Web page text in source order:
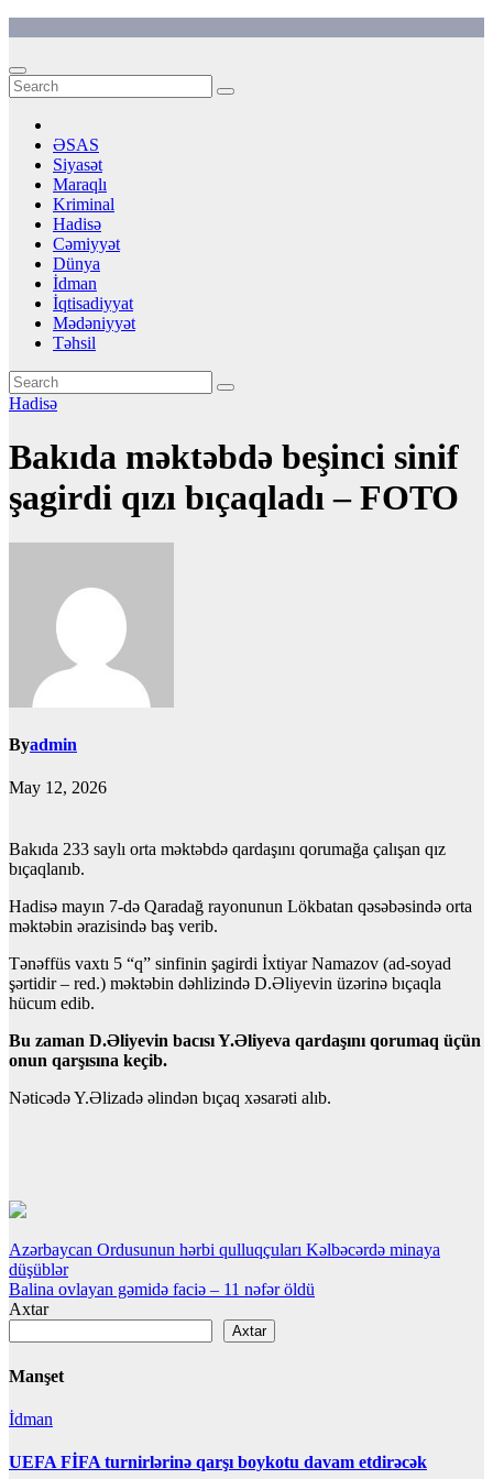
content
ƏSAS
Siyasət
Maraqlı
Kriminal
Hadisə
Cəmiyyət
Dünya
İdman
İqtisadiyyat
Mədəniyyət
Təhsil
Hadisə
Bakıda məktəbdə beşinci sinif
şagirdi qızı bıçaqladı – FOTO
Byadmin
May 12, 2026
Bakıda 233 saylı orta məktəbdə qardaşını qorumağa çalışan qız
bıçaqlanıb.
Hadisə mayın 7-də Qaradağ rayonunun Lökbatan qəsəbəsində orta
məktəbin ərazisində baş verib.
Tənəffüs vaxtı 5 “q” sinfinin şagirdi İxtiyar Namazov (ad-soyad
şərtidir – red.) məktəbin dəhlizində D.Əliyevin üzərinə bıçaqla
hücum edib.
Bu zaman D.Əliyevin bacısı Y.Əliyeva qardaşını qorumaq üçün
onun qarşısına keçib.
Nəticədə Y.Əlizadə əlindən bıçaq xəsarəti alıb.
Yazı
naviqasiyası
Azərbaycan Ordusunun hərbi qulluqçuları Kəlbəcərdə minaya
düşüblər
Balina ovlayan gəmidə faciə – 11 nəfər öldü
Axtar
Axtar
Manşet
İdman
UEFA FİFA turnirlərinə qarşı boykotu davam etdirəcək